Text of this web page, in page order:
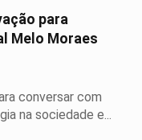
para
Melo Moraes
conversar com
na sociedade e...